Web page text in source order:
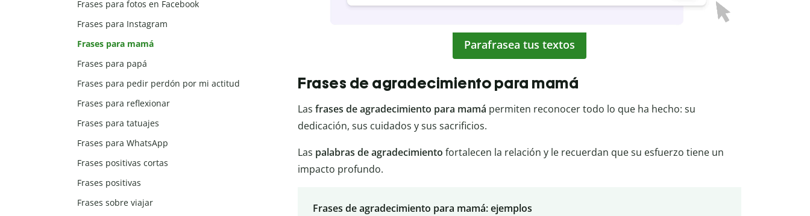
Parafrasea tus textos
Frases de agradecimiento para mamá
Las frases de agradecimiento para mamá permiten reconocer todo lo que ha hecho: su
dedicación, sus cuidados y sus sacrificios.
Las palabras de agradecimiento fortalecen la relación y le recuerdan que su esfuerzo tiene un
impacto profundo.
Frases de agradecimiento para mamá: ejemplos
Frases para fotos en Facebook
Frases para Instagram
Frases para mamá
Frases para papá
Frases para pedir perdón por mi actitud
Frases para reflexionar
Frases para tatuajes
Frases para WhatsApp
Frases positivas cortas
Frases positivas
Frases sobre viajar